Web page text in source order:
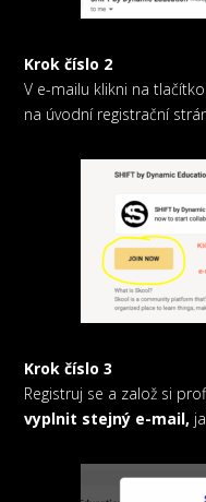
Krok číslo 2
V e-mailu klikni na
na úvodní registrační
Krok číslo 3
Registruj se a založ si
vyplnit stejný e-mail,